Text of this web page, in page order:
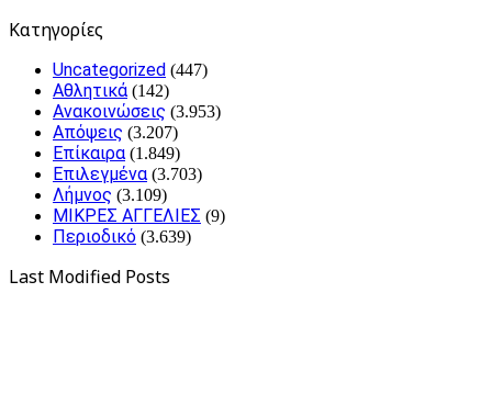
Kατηγορίες
Uncategorized (447)
Αθλητικά (142)
Ανακοινώσεις (3.953)
Απόψεις (3.207)
Επίκαιρα (1.849)
Επιλεγμένα (3.703)
Λήμνος (3.109)
ΜΙΚΡΕΣ ΑΓΓΕΛΙΕΣ (9)
Περιοδικό (3.639)
Last Modified Posts